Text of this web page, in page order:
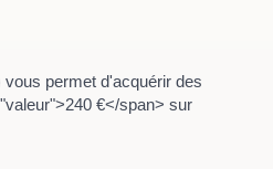
permet d'acquérir des
€</span> sur